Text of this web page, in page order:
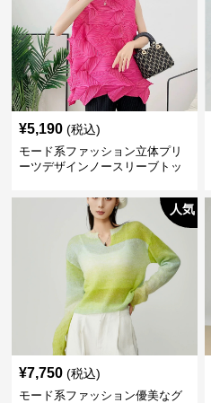
¥5,190 (税込)
モード系ファッション立体プリ
ーツデザインノースリーブトッ
タイル」
人気
¥7,750 (税込)
モード系ファッション優美なグ